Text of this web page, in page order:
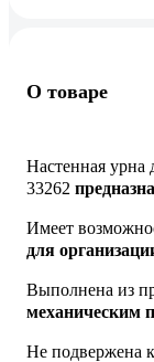
О товаре
Настенная урна
33262
Имеет
для
Выполнена из
механическим
Не подвержена